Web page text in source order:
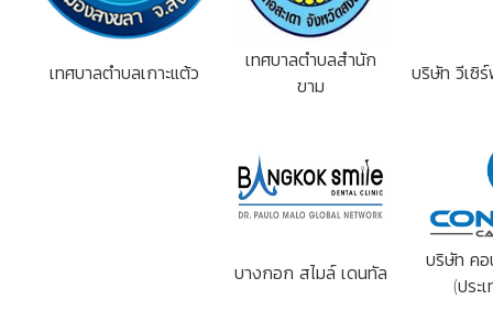
เทศบาลตำบลเกาะแต้ว
เทศบาลตำบลสำนัก
ขาม
บริษัท วีเซิ
บางกอก สไมล์ เดนทัล
บริษัท คอ
(ประ